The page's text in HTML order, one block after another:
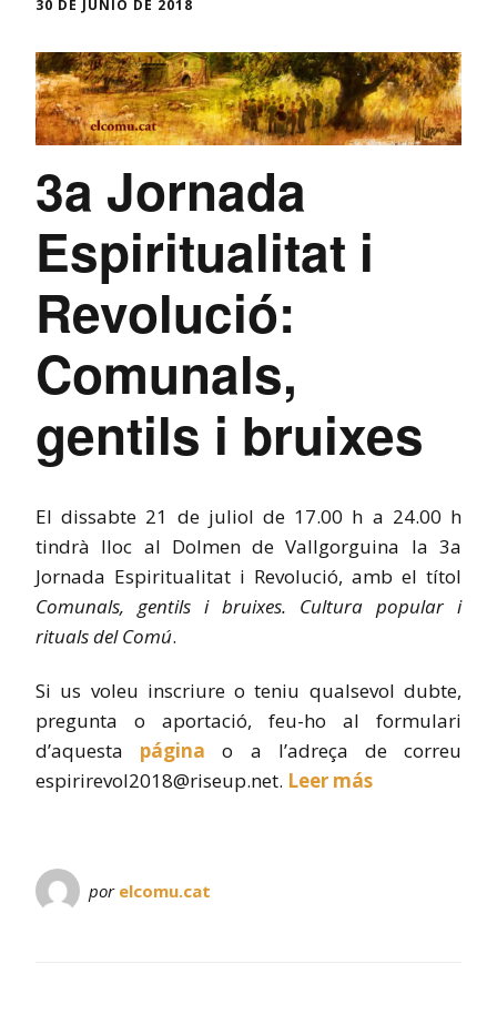
30 DE JUNIO DE 2018
3a Jornada
Espiritualitat i
Revolució:
Comunals,
gentils i bruixes
El dissabte 21 de juliol de 17.00 h a 24.00 h
tindrà lloc al Dolmen de Vallgorguina la 3a
Jornada Espiritualitat i Revolució, amb el títol
Comunals, gentils i bruixes. Cultura popular i
rituals del Comú.
Si us voleu inscriure o teniu qualsevol dubte,
pregunta o aportació, feu-ho al formulari
d’aquesta página o a l’adreça de correu
espirirevol2018@riseup.net. Leer más
por elcomu.cat